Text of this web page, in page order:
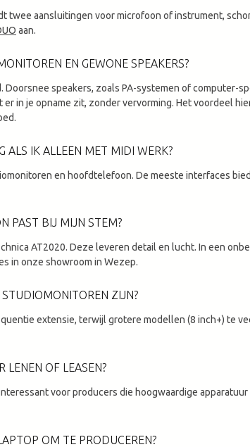
twee aansluitingen voor microfoon of instrument,
aan.
EN GEWONE SPEAKERS?
speakers, zoals PA-systemen of computer-
in je opname zit, zonder vervorming. Het voordeel
ALS IK ALLEEN MET MIDI WERK?
en hoofdtelefoon. De meeste interfaces
PAST BIJ MIJN STEM?
AT2020. Deze leveren detail en lucht. In een
in onze showroom in Wezep.
ZIJN?
extensie, terwijl grotere modellen (8 inch+) te
LENEN OF LEASEN?
voor producers die hoogwaardige
OM TE PRODUCEREN?